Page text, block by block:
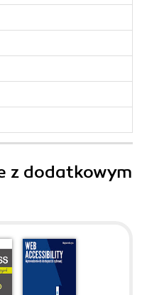
z dodatkowym